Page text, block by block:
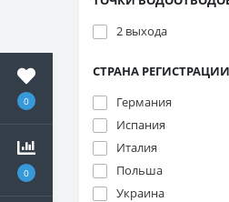
0
0
2 выхода
СТРАНА
Германия
Испания
Италия
Польша
Украина